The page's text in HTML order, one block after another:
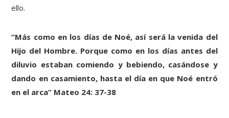
ello.
“Más como en los días de Noé, así será la venida del
Hijo del Hombre. Porque como en los días antes del
diluvio estaban comiendo y bebiendo, casándose y
dando en casamiento, hasta el día en que Noé entró
en el arca” Mateo 24: 37-38